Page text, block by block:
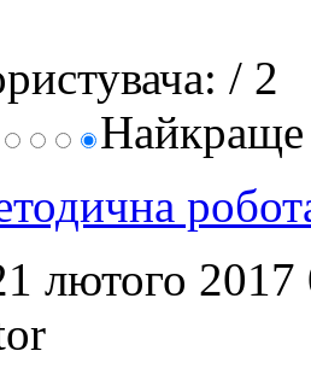
/ 2
лютого